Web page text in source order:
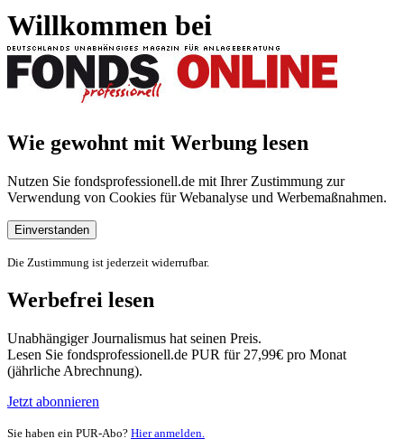
Willkommen bei
Wie gewohnt mit Werbung lesen
Nutzen Sie fondsprofessionell.de mit Ihrer Zustimmung zur
Verwendung von Cookies für Webanalyse und Werbemaßnahmen.
Einverstanden
Die Zustimmung ist jederzeit widerrufbar.
Werbefrei lesen
Unabhängiger Journalismus hat seinen Preis.
Lesen Sie fondsprofessionell.de PUR für 27,99€ pro Monat
(jährliche Abrechnung).
Jetzt abonnieren
Sie haben ein PUR-Abo? Hier anmelden.